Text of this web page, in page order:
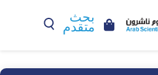
بحث
متقدم